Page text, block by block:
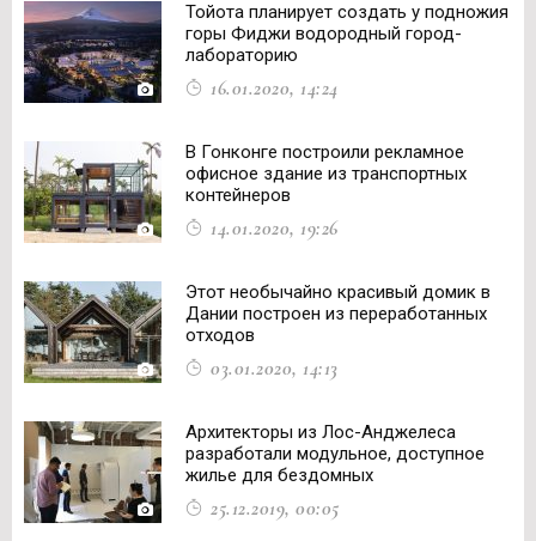
Тойота планирует создать у подножия
горы Фиджи водородный город-
лабораторию
16.01.2020, 14:24
В Гонконге построили рекламное
офисное здание из транспортных
контейнеров
14.01.2020, 19:26
Этот необычайно красивый домик в
Дании построен из переработанных
отходов
03.01.2020, 14:13
Архитекторы из Лос-Анджелеса
разработали модульное, доступное
жилье для бездомных
25.12.2019, 00:05